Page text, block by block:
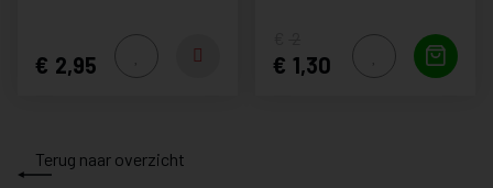
2,95 1,30
Terug naar overzicht